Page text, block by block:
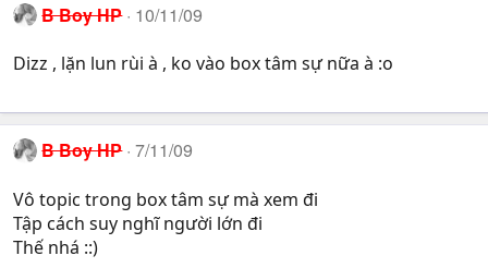
B Boy HP 10/11/09
Dizz , lặn lun rùi à , ko vào box tâm sự nữa à :o
B Boy HP 7/11/09
Vô topic trong box tâm sự mà xem đi
Tập cách suy nghĩ người lớn đi
Thế nhá ::)